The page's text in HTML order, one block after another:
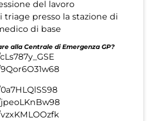
del lavoro
triage presso la stazione di
di base
alla Centrale di Emergenza GP?